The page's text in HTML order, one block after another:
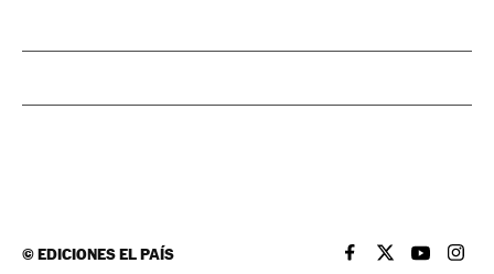
©EDICIONES EL PAÍS EL PAÍS BRASIL EN
EL PAÍSEL PAÍS
EL